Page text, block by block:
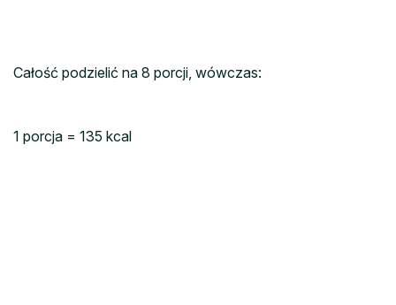
Całość podzielić na 8 porcji, wówczas:
1 porcja = 135 kcal